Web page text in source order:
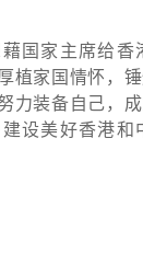
家主席给香
植家国情怀，
力装备自己，
设美好香港和